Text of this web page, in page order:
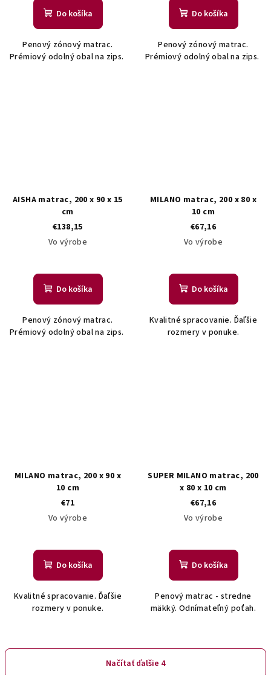
Do košíka
Penový zónový matrac.
Prémiový odolný obal na zips.
Do košíka
Penový zónový matrac.
Prémiový odolný obal na zips.
AISHA matrac, 200 x 90 x 15
cm
€138,15
Vo výrobe
Do košíka
Penový zónový matrac.
Prémiový odolný obal na zips.
MILANO matrac, 200 x 80 x
10 cm
€67,16
Vo výrobe
Do košíka
Kvalitné spracovanie. Ďaľšie
rozmery v ponuke.
MILANO matrac, 200 x 90 x
10 cm
€71
Vo výrobe
Do košíka
Kvalitné spracovanie. Ďaľšie
rozmery v ponuke.
SUPER MILANO matrac, 200
x 80 x 10 cm
€67,16
Vo výrobe
Do košíka
Penový matrac - stredne
mäkký. Odnímateľný poťah.
Načítať ďalšie 4